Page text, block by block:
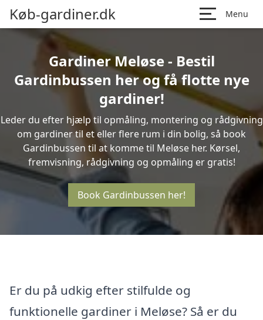
Køb-gardiner.dk Menu
Gardiner Meløse - Bestil
Gardinbussen her og få flotte nye
gardiner!
Leder du efter hjælp til opmåling, montering og rådgivning
om gardiner til et eller flere rum i din bolig, så book
Gardinbussen til at komme til Meløse her. Kørsel,
fremvisning, rådgivning og opmåling er gratis!
Book Gardinbussen her!
Er du på udkig efter stilfulde og
funktionelle gardiner i Meløse? Så er du